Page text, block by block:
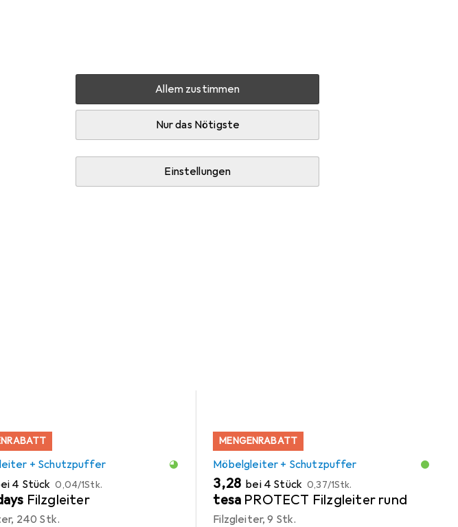
Allem zustimmen
Nur das Nötigste
Einstellungen
Vicco Schubladenschrank R-Line Zubehör
R-Line
+ Schutzpuffer
4 Stück EUR
0,04/1Stk.
Filzgleiter
240 Stk.
MENGENRABATT
Möbelgleiter + Schutzpuffer
EUR
3,28 bei 4 Stück EUR
0,37/1Stk.
tesa PROTECT Filzgleiter rund
Filzgleiter, 9 Stk.